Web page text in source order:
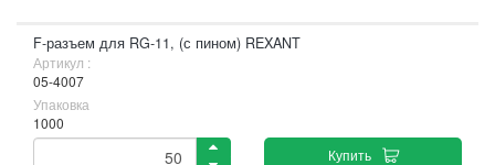
F-разъем для RG-11, (с пином) REXANT
Артикул :
05-4007
Упаковка
1000
Купить